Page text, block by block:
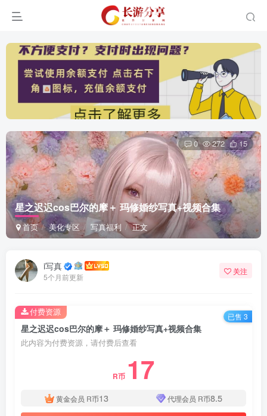
星之迟迟cos巴尔的摩＋ 玛修婚纱写真+视频合集
首页 美化专区 写真福利 正文
0 272 15
i写真
5个月前更新
关注
星之迟迟cos巴尔的摩＋ 玛修婚纱写真+视频合集
此内容为付费资源，请付费后查看
R币 17
黄金会员 R币13 代理会员 R币8.5
付费资源 已售 3